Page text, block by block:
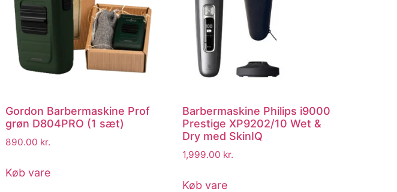
Gordon Barbermaskine Prof
grøn D804PRO (1 sæt)
890.00 kr.
Køb vare
Barbermaskine Philips i9000
Prestige XP9202/10 Wet &
Dry med SkinIQ
1,999.00 kr.
Køb vare